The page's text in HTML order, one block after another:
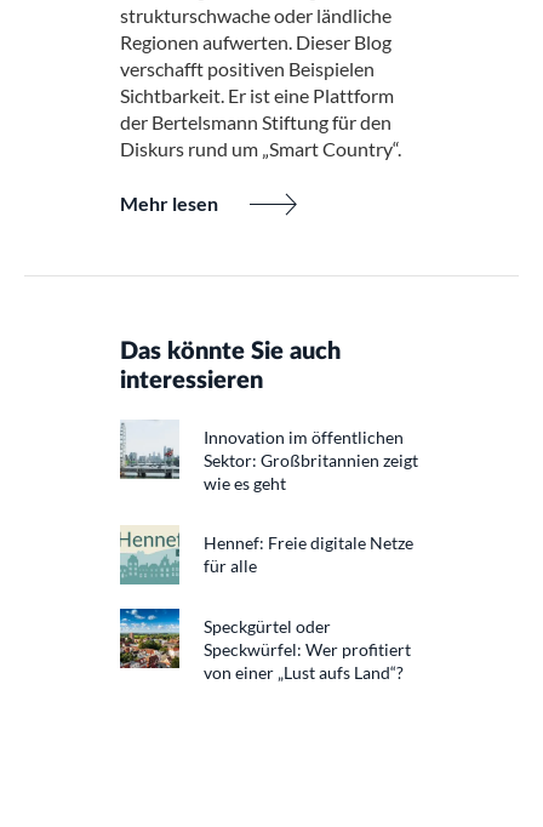
strukturschwache oder ländliche
Regionen aufwerten. Dieser Blog
verschafft positiven Beispielen
Sichtbarkeit. Er ist eine Plattform
der Bertelsmann Stiftung für den
Diskurs rund um „Smart Country“.
Mehr lesen
Das könnte Sie auch
interessieren
Innovation im öffentlichen
Sektor: Großbritannien zeigt
wie es geht
Hennef: Freie digitale Netze
für alle
Speckgürtel oder
Speckwürfel: Wer profitiert
von einer „Lust aufs Land“?